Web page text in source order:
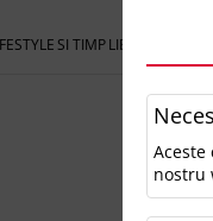
SI TIMP LIBER
nostru